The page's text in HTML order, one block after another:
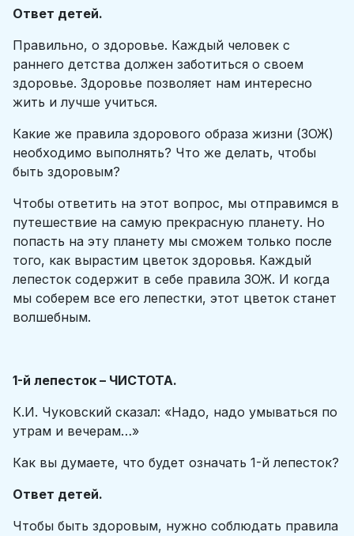
Ответ детей.
Правильно, о здоровье. Каждый человек с
раннего детства должен заботиться о своем
здоровье. Здоровье позволяет нам интересно
жить и лучше учиться.
Какие же правила здорового образа жизни (ЗОЖ)
необходимо выполнять? Что же делать, чтобы
быть здоровым?
Чтобы ответить на этот вопрос, мы отправимся в
путешествие на самую прекрасную планету. Но
попасть на эту планету мы сможем только после
того, как вырастим цветок здоровья. Каждый
лепесток содержит в себе правила ЗОЖ. И когда
мы соберем все его лепестки, этот цветок станет
волшебным.
1-й лепесток – ЧИСТОТА.
К.И. Чуковский сказал: «Надо, надо умываться по
утрам и вечерам…»
Как вы думаете, что будет означать 1-й лепесток?
Ответ детей.
Чтобы быть здоровым, нужно соблюдать правила